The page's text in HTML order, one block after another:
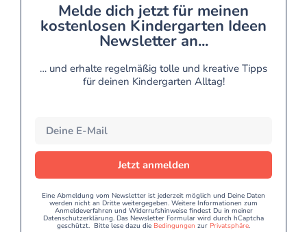
Melde dich jetzt für meinen
kostenlosen Kindergarten Ideen
Newsletter an...
… und erhalte regelmäßig tolle und kreative Tipps
für deinen Kindergarten Alltag!
Jetzt anmelden
Eine Abmeldung vom Newsletter ist jederzeit möglich und Deine Daten
werden nicht an Dritte weitergegeben. Weitere Informationen zum
Anmeldeverfahren und Widerrufshinweise findest Du in meiner
Datenschutzerklärung. Das Newsletter Formular wird durch hCaptcha
geschützt. Bitte lese dazu die Bedingungen zur Privatsphäre.